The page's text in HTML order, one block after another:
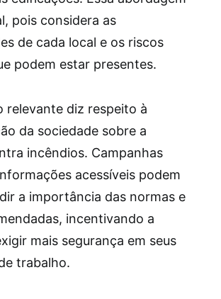
pois considera as
de cada local e os riscos
podem estar presentes.
relevante diz respeito à
da sociedade sobre a
incêndios. Campanhas
acessíveis podem
a importância das normas e
incentivando a
mais segurança em seus
trabalho.